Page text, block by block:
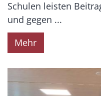
Schulen leisten
und gegen ...
Mehr